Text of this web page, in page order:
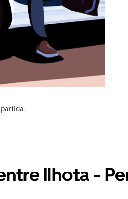
Ilhota -